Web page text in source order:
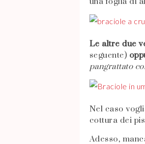
Le altre due
seguente)
pangrattato
Nel caso
cottura dei
Adesso,